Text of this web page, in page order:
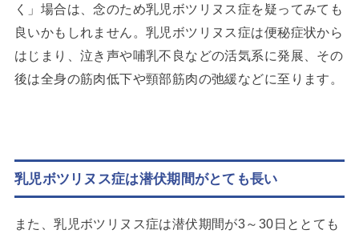
く」場合は、念のため乳児ボツリヌス症を疑ってみても
良いかもしれません。乳児ボツリヌス症は便秘症状から
はじまり、泣き声や哺乳不良などの活気系に発展、その
後は全身の筋肉低下や頸部筋肉の弛緩などに至ります。
乳児ボツリヌス症は潜伏期間がとても長い
また、乳児ボツリヌス症は潜伏期間が3～30日ととても